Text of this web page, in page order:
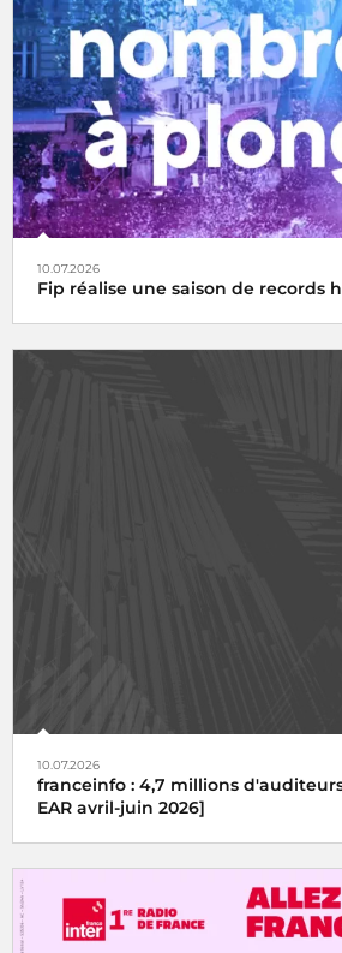
10.07.2026
Fip réalise une saison de records
10.07.2026
franceinfo : 4,7 millions
EAR avril-juin 2026]